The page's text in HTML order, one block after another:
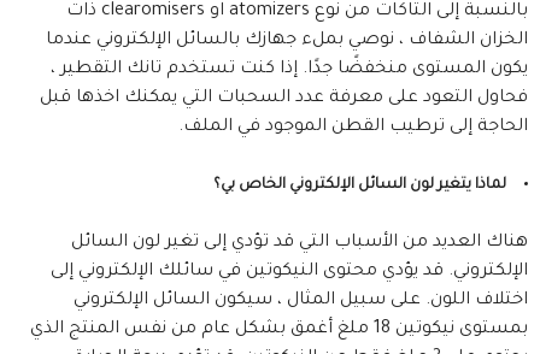
بالنسبة إلى التاكات من نوع atomizers او clearomisers ذات
الخزان الشفاف ، نوصي بملء جهازك بالسائل الإلكتروني عندما
يكون المستوى منخفضًا جدًا. إذا كنت تستخدم تانك التقطير ،
فحاول التعود على معرفة عدد السحبات التي يمكنك اخذها قبل
الحاجة إلى ترطيب القطن الموجود في الملف.
لماذا يتغير لون السائل الإلكتروني الخاص بي؟
هناك العديد من الأسباب التي قد تؤدي إلى تغير لون السائل
الإلكتروني. قد يؤدي محتوى النيكوتين في سائلك الإلكتروني إلى
اختلاف اللون. على سبيل المثال ، سيكون السائل الإلكتروني
بمستوى نيكوتين 18 ملغ أغمق بشكل عام من نفس المنتج الذي